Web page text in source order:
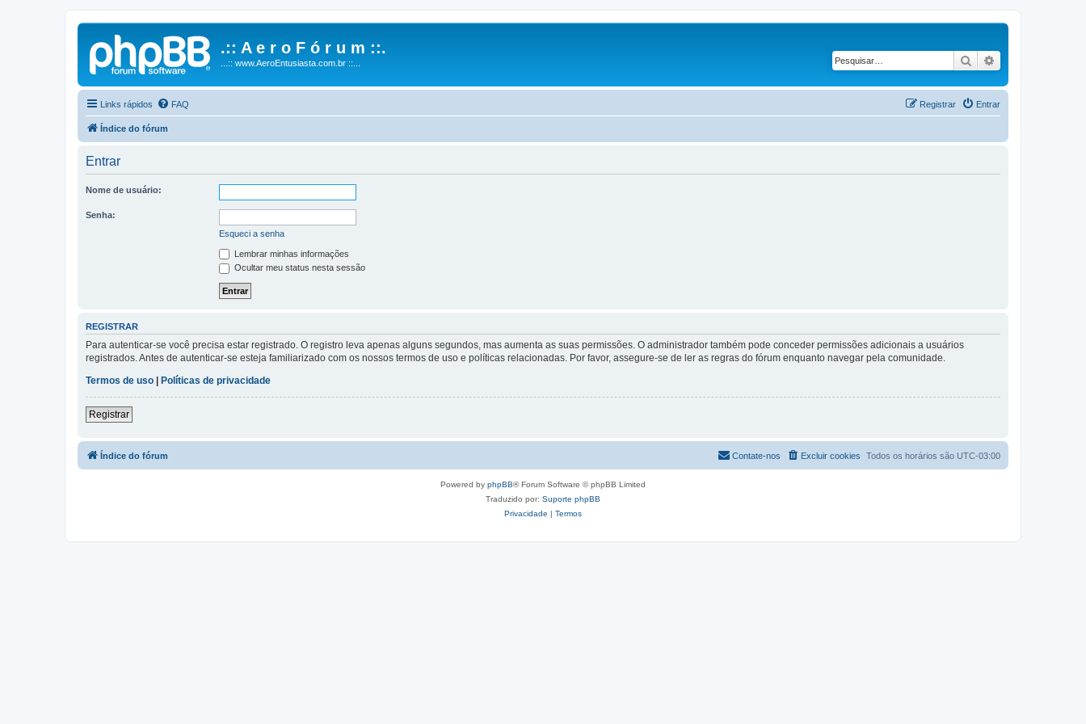
.:: A e r o F ó r u m ::.
...:: www.AeroEntusiasta.com.br ::... Pesquisar
Links rápidos FAQ Entrar
Registrar
Índice do fórum
Entrar
Nome de usuário:
Senha:
Esqueci a senha
Lembrar minhas informações
Ocultar meu status nesta sessão
REGISTRAR
Para autenticar-se você precisa estar registrado. O registro leva apenas alguns segundos, mas aumenta as suas permissões. O administrador também pode conceder permissões adicionais a usuários
registrados. Antes de autenticar-se esteja familiarizado com os nossos termos de uso e políticas relacionadas. Por favor, assegure-se de ler as regras do fórum enquanto navegar pela comunidade.
Termos de uso
Políticas de privacidade
Registrar
Índice do fórum Todos os horários são UTC-03:00
Excluir cookies
Contate-nos
Powered by phpBB® Forum Software © phpBB Limited
Traduzido por: Suporte phpBB
Privacidade | Termos